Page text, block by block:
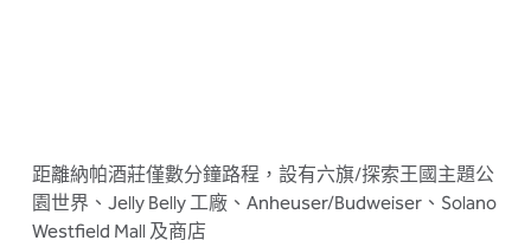
距離納帕酒莊僅數分鐘路程，設有六旗/探索王國主題公
園世界、Jelly Belly 工廠、Anheuser/Budweiser、Solano
Westfield Mall 及商店